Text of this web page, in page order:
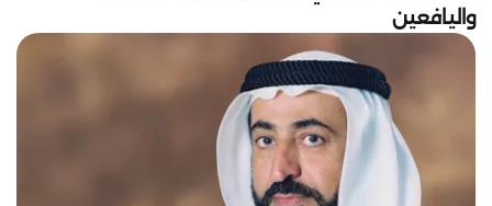
واليافعين